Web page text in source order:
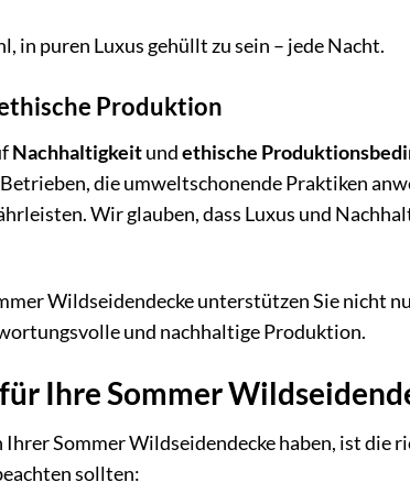
in puren Luxus gehüllt zu sein – jede Nacht.
Produktion
Nachhaltigkeitundethische
die umweltschonende Praktiken
Wir glauben, dass Luxus und
Wildseidendecke unterstützen Sie nicht
und nachhaltige Produktion.
Ihre Sommer
Ihrer Sommer Wildseidendecke haben, ist die
sollten: